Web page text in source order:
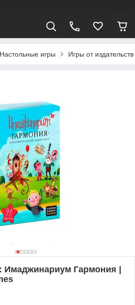
Настольные игры Игры от
Имаджинариум Гармония |